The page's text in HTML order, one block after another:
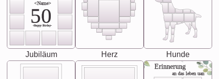
<Name>
50
-Happy Birday-
Jubiläum Herz Hunde
Erinnerung
an das leben uan